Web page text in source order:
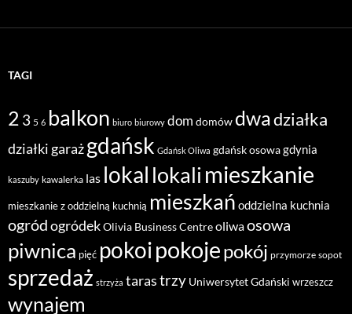
TAGI
2 3 5 6 balkon biuro biurowy dom domów dwadziałka
działki garażgdańsk Gdańsk Oliwa gdańsk osowagdynia
kaszuby kawalerka las lokal lokalimieszkanie
mieszkanie z oddzielną kuchnią mieszkań oddzielna kuchnia
ogródogródekOlivia Business Centreoliwaosowa
piwnica pięć pokoipokojepokój przymorze sopot
sprzedaż strzyża tarastrzy Uniwersytet Gdański wrzeszcz
wynajem